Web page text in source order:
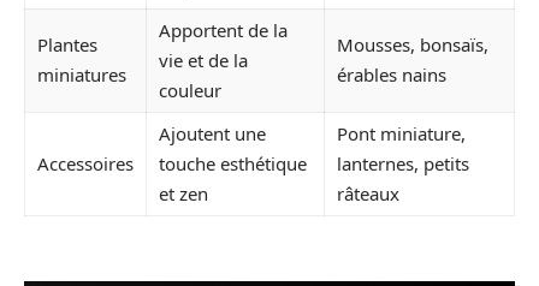
Plantes
miniatures
Apportent de la
vie et de la
couleur
Mousses, bonsaïs,
érables nains
Accessoires
Ajoutent une
touche esthétique
et zen
Pont miniature,
lanternes, petits
râteaux